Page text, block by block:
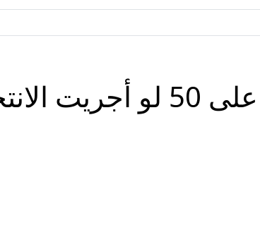
المعارضة تحصل على 60 مقعدا والائتلاف على 50